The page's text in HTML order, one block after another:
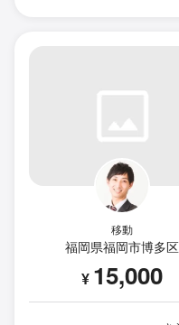
移動
福岡県福岡市博多区
¥ 15,000